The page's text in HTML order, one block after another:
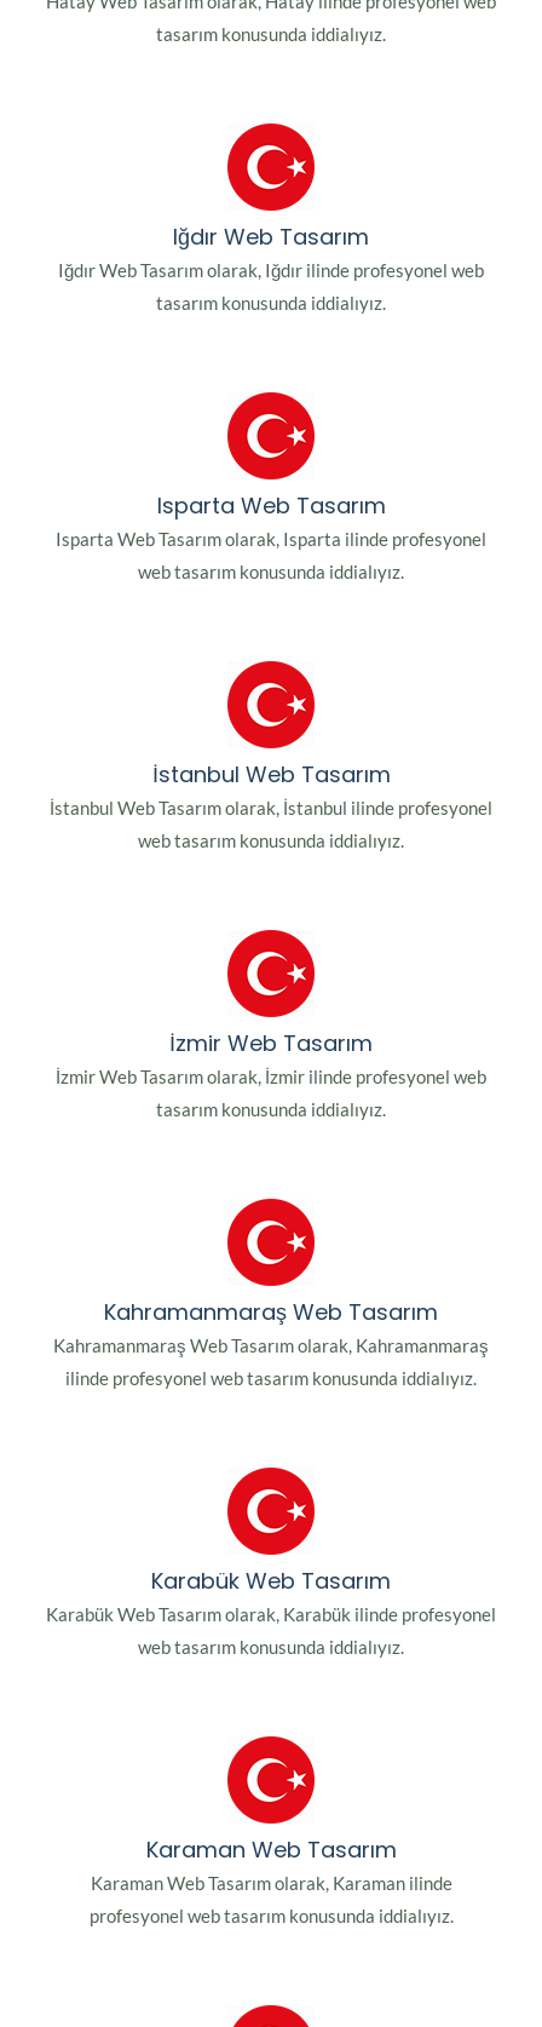
tasarım konusunda iddialıyız.
Iğdır Web Tasarım
Iğdır Web Tasarım olarak, Iğdır ilinde profesyonel web
tasarım konusunda iddialıyız.
Isparta Web Tasarım
Isparta Web Tasarım olarak, Isparta ilinde profesyonel
web tasarım konusunda iddialıyız.
İstanbul Web Tasarım
İstanbul Web Tasarım olarak, İstanbul ilinde profesyonel
web tasarım konusunda iddialıyız.
İzmir Web Tasarım
İzmir Web Tasarım olarak, İzmir ilinde profesyonel web
tasarım konusunda iddialıyız.
Kahramanmaraş Web Tasarım
Kahramanmaraş Web Tasarım olarak, Kahramanmaraş
ilinde profesyonel web tasarım konusunda iddialıyız.
Karabük Web Tasarım
Karabük Web Tasarım olarak, Karabük ilinde profesyonel
web tasarım konusunda iddialıyız.
Karaman Web Tasarım
Karaman Web Tasarım olarak, Karaman ilinde
profesyonel web tasarım konusunda iddialıyız.